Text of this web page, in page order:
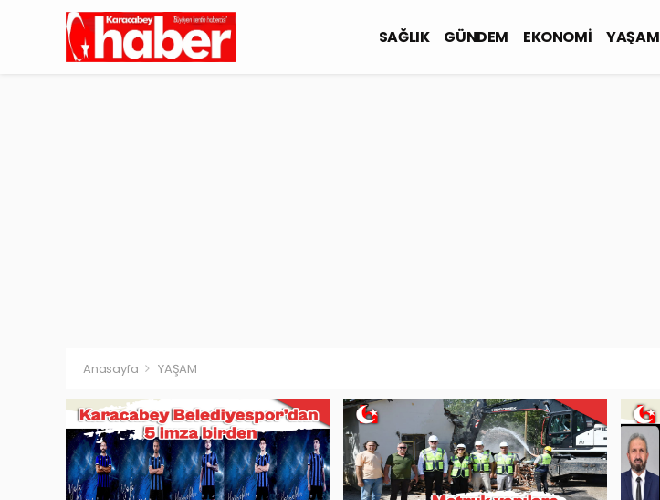
SAĞLIK GÜNDEM EKONOMİ YAŞAM
Anasayfa YAŞAM